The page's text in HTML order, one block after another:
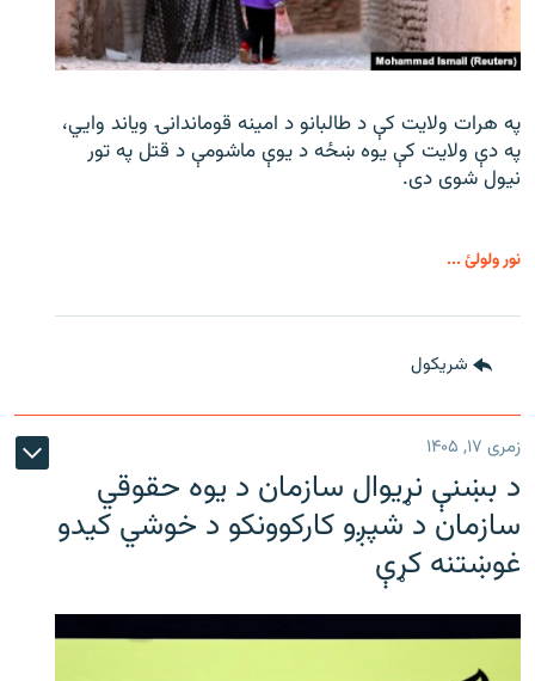
په هرات ولایت کې د طالبانو د امینه قوماندانۍ ویاند وايي،
په دې ولایت کې یوه ښځه د یوې ماشومې د قتل په تور
نیول شوی دی.
نور ولولئ ...
شريکول
زمری ۱۷, ۱۴۰۵
د بښنې نړیوال سازمان د یوه حقوقي
سازمان د شپږو کارکوونکو د خوشي کیدو
غوښتنه کړې